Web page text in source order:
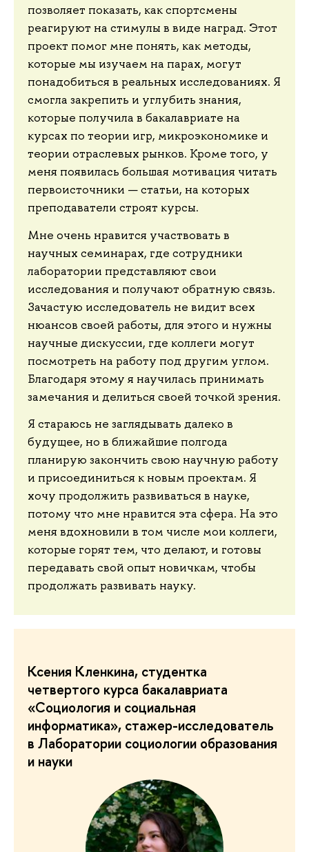
позволяет показать, как спортсмены
реагируют на стимулы в виде наград. Этот
проект помог мне понять, как методы,
которые мы изучаем на парах, могут
понадобиться в реальных исследованиях. Я
смогла закрепить и углубить знания,
которые получила в бакалавриате на
курсах по теории игр, микроэкономике и
теории отраслевых рынков. Кроме того, у
меня появилась большая мотивация читать
первоисточники — статьи, на которых
преподаватели строят курсы.
Мне очень нравится участвовать в
научных семинарах, где сотрудники
лаборатории представляют свои
исследования и получают обратную связь.
Зачастую исследователь не видит всех
нюансов своей работы, для этого и нужны
научные дискуссии, где коллеги могут
посмотреть на работу под другим углом.
Благодаря этому я научилась принимать
замечания и делиться своей точкой зрения.
Я стараюсь не заглядывать далеко в
будущее, но в ближайшие полгода
планирую закончить свою научную работу
и присоединиться к новым проектам. Я
хочу продолжить развиваться в науке,
потому что мне нравится эта сфера. На это
меня вдохновили в том числе мои коллеги,
которые горят тем, что делают, и готовы
передавать свой опыт новичкам, чтобы
продолжать развивать науку.
Ксения Кленкина, студентка
четвертого курса бакалавриата
«Социология и социальная
информатика», стажер-исследователь
в Лаборатории социологии образования
и науки